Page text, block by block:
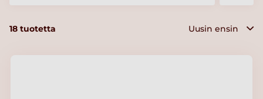
18 tuotetta